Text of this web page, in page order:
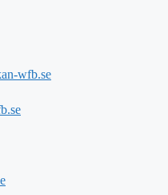
wfb.se